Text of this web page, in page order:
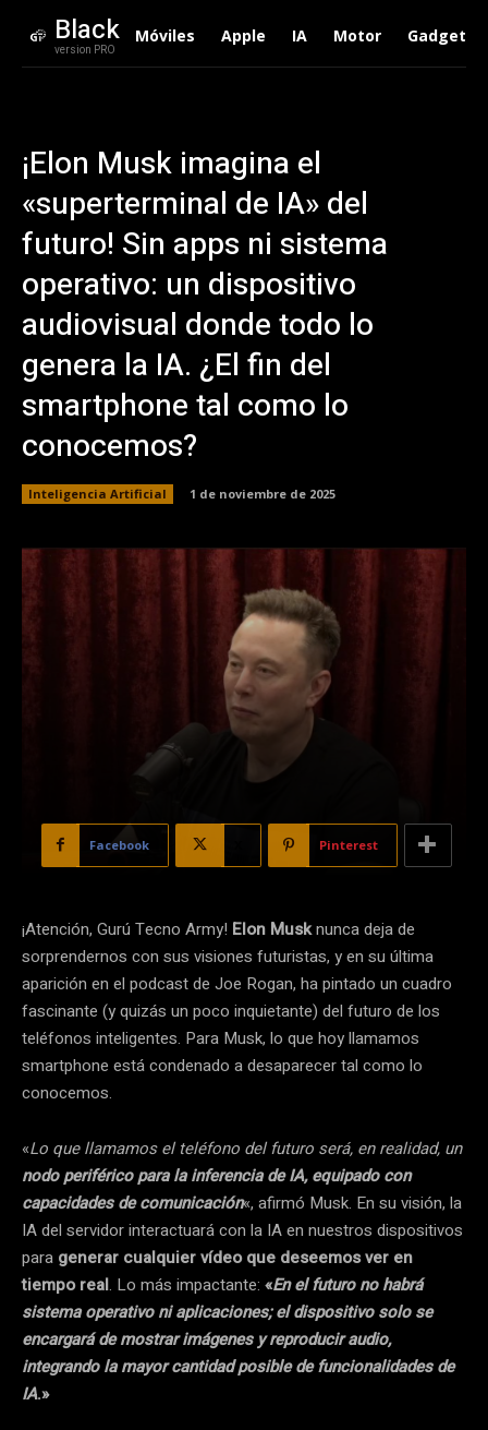
Black
version PRO
Móviles Apple IA Motor Gadgets
¡Elon Musk imagina el
«superterminal de IA» del
futuro! Sin apps ni sistema
operativo: un dispositivo
audiovisual donde todo lo
genera la IA. ¿El fin del
smartphone tal como lo
conocemos?
Inteligencia Artificial 1 de noviembre de 2025
Facebook Pinterest
¡Atención, Gurú Tecno Army! Elon Musknunca deja de
sorprendernos con sus visiones futuristas, y en su última
aparición en el podcast de Joe Rogan, ha pintado un cuadro
fascinante (y quizás un poco inquietante) del futuro de los
teléfonos inteligentes. Para Musk, lo que hoy llamamos
smartphone está condenado a desaparecer tal como lo
conocemos.
«Lo que llamamos el teléfono del futuro será, en realidad, un
nodo periférico para la inferencia de IA, equipado con
capacidades de comunicación«, afirmó Musk. En su visión, la
IA del servidor interactuará con la IA en nuestros dispositivos
para generar cualquier vídeo que deseemos ver en
tiempo real. Lo más impactante: «En el futuro no habrá
sistema operativo ni aplicaciones; el dispositivo solo se
encargará de mostrar imágenes y reproducir audio,
integrando la mayor cantidad posible de funcionalidades de
IA.»